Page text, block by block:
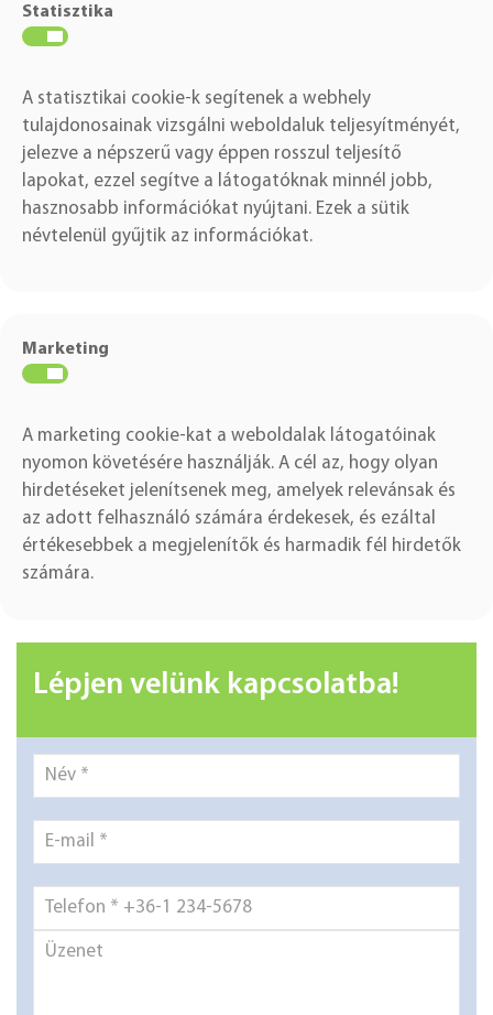
Statisztika
A statisztikai cookie-k segítenek a webhely
tulajdonosainak vizsgálni weboldaluk teljesyítményét,
jelezve a népszerű vagy éppen rosszul teljesítő
lapokat, ezzel segítve a látogatóknak minnél jobb,
hasznosabb információkat nyújtani. Ezek a sütik
névtelenül gyűjtik az információkat.
Marketing
A marketing cookie-kat a weboldalak látogatóinak
nyomon követésére használják. A cél az, hogy olyan
hirdetéseket jelenítsenek meg, amelyek relevánsak és
az adott felhasználó számára érdekesek, és ezáltal
értékesebbek a megjelenítők és harmadik fél hirdetők
számára.
Lépjen velünk kapcsolatba!